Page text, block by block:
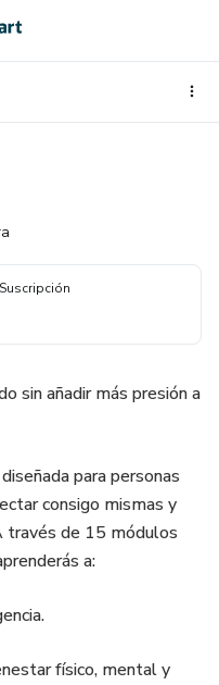
sin añadir más presión a
para personas
consigo mismas y
través de 15 módulos
a:
físico, mental y